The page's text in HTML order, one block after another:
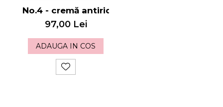
No.4 - cremă antirid
97,00 Lei
ADAUGA IN COS